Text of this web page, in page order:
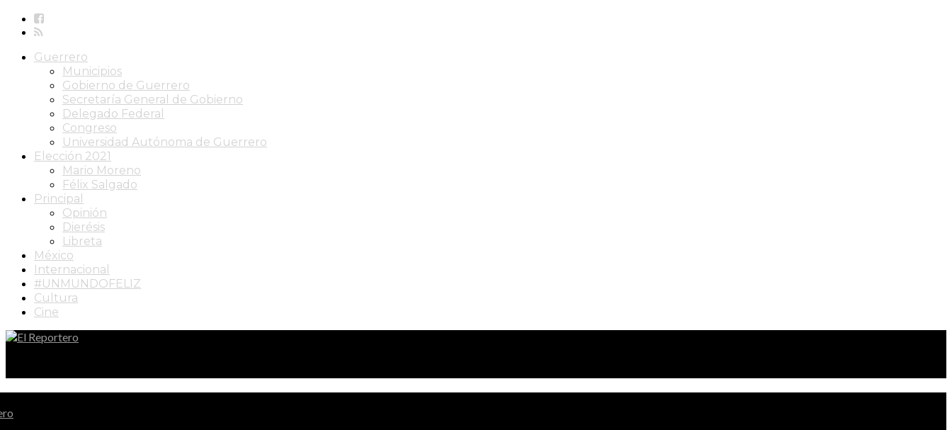
Guerrero
Municipios
Gobierno de Guerrero
Secretaría General de Gobierno
Delegado Federal
Congreso
Universidad Autónoma de Guerrero
Elección 2021
Mario Moreno
Félix Salgado
Principal
Opinión
Dierésis
Libreta
México
Internacional
#UNMUNDOFELIZ
Cultura
Cine